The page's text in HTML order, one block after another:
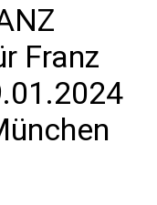
Franz